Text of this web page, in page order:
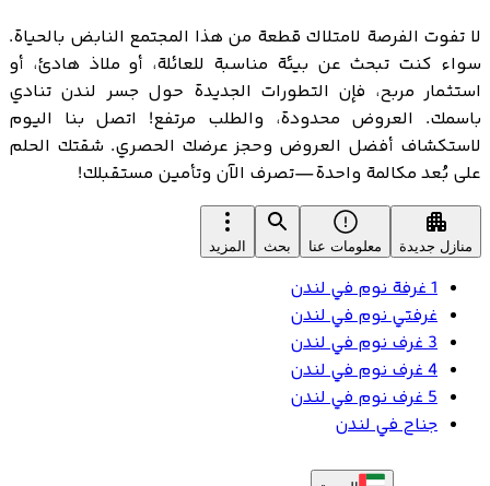
لا تفوت الفرصة لامتلاك قطعة من هذا المجتمع النابض بالحياة.
سواء كنت تبحث عن بيئة مناسبة للعائلة، أو ملاذ هادئ، أو
استثمار مربح، فإن التطورات الجديدة حول جسر لندن تنادي
باسمك. العروض محدودة، والطلب مرتفع! اتصل بنا اليوم
لاستكشاف أفضل العروض وحجز عرضك الحصري. شقتك الحلم
على بُعد مكالمة واحدة—تصرف الآن وتأمين مستقبلك!
منازل جديدة معلومات عنا بحث المزيد
1 غرفة نوم في لندن
غرفتي نوم في لندن
3 غرف نوم في لندن
4 غرف نوم في لندن
5 غرف نوم في لندن
جناح في لندن